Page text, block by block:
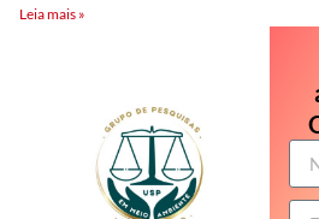
Leia mais »